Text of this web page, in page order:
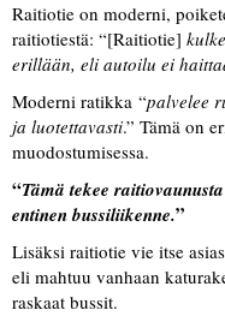
Raitiotie on moderni,
raitiotiestä: “[Raitiotie]
erillään, eli autoilu ei
Moderni ratikka “palvelee
ja luotettavasti.” Tämä on
muodostumisessa.
“Tämä tekee
entinen bussiliikenne.”
Lisäksi raitiotie vie itse
eli mahtuu vanhaan
raskaat bussit.